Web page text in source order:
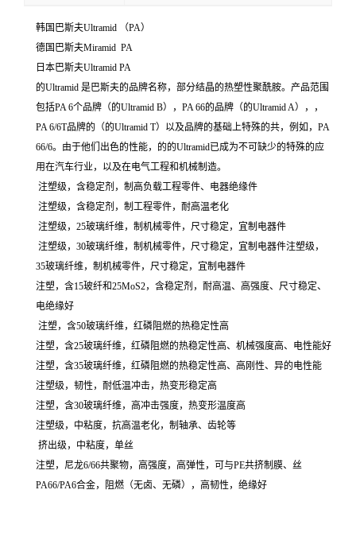
韩国巴斯夫Ultramid （PA）
德国巴斯夫Miramid PA
日本巴斯夫Ultramid PA
的Ultramid 是巴斯夫的品牌名称，部分结晶的热塑性聚酰胺。产品范围
包括PA 6个品牌（的Ultramid B），PA 66的品牌（的Ultramid A），，
PA 6/6T品牌的（的Ultramid T）以及品牌的基础上特殊的共，例如，PA
66/6。由于他们出色的性能，的的Ultramid已成为不可缺少的特殊的应
用在汽车行业，以及在电气工程和机械制造。
注塑级，含稳定剂，制高负载工程零件、电器绝缘件
注塑级，含稳定剂，制工程零件，耐高温老化
注塑级，25玻璃纤维，制机械零件，尺寸稳定，宜制电器件
注塑级，30玻璃纤维，制机械零件，尺寸稳定，宜制电器件注塑级，
35玻璃纤维，制机械零件，尺寸稳定，宜制电器件
注塑，含15玻纤和25MoS2，含稳定剂，耐高温、高强度、尺寸稳定、
电绝缘好
注塑，含50玻璃纤维，红磷阻燃的热稳定性高
注塑，含25玻璃纤维，红磷阻燃的热稳定性高、机械强度高、电性能好
注塑，含35玻璃纤维，红磷阻燃的热稳定性高、高刚性、异的电性能
注塑级，韧性，耐低温冲击，热变形稳定高
注塑，含30玻璃纤维，高冲击强度，热变形温度高
注塑级，中粘度，抗高温老化，制轴承、齿轮等
挤出级，中粘度，单丝
注塑，尼龙6/66共聚物，高强度，高弹性，可与PE共挤制膜、丝
PA66/PA6合金，阻燃（无卤、无磷），高韧性，绝缘好